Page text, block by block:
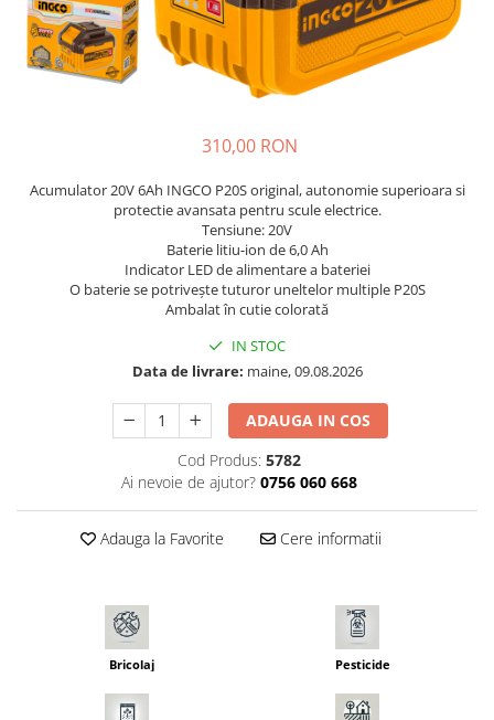
Diverse
Seminte legume
Seminte castraveti
Seminte conopida
Seminte de Gulii
Seminte de Leustean
Seminte de praz
Seminte dovleac decorativ
Seminte dovlecel / dovleac
Seminte mazare
Seminte morcovi
Seminte pastarnac
Seminte ridichi
Seminte salata
Seminte sfecla
310,00 RON
Acumulator 20V 6Ah INGCO P20S original, autonomie superioara si
protectie avansata pentru scule electrice.
Tensiune: 20V
Baterie litiu-ion de 6,0 Ah
Indicator LED de alimentare a bateriei
O baterie se potrivește tuturor uneltelor multiple P20S
​​​​​​​Ambalat în cutie colorată
IN STOC
Data de livrare: maine, 09.08.2026
ADAUGA IN COS
Cod Produs: 5782
Ai nevoie de ajutor? 0756 060 668
Adauga la Favorite Cere informatii
Bricolaj Pesticide